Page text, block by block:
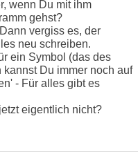
wenn Du mit ihm
gehst?
vergiss es, der
neu schreiben.
ein Symbol (das des
Du immer noch auf
- Für alles gibt es
eigentlich nicht?